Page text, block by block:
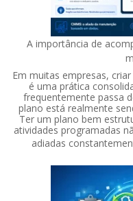
A importância de
Em muitas empresas,
é uma prática
frequentemente passa
plano está realmente
Ter um plano bem
atividades programadas
adiadas